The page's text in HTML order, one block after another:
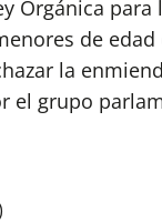
Orgánica
de
la
el grupo